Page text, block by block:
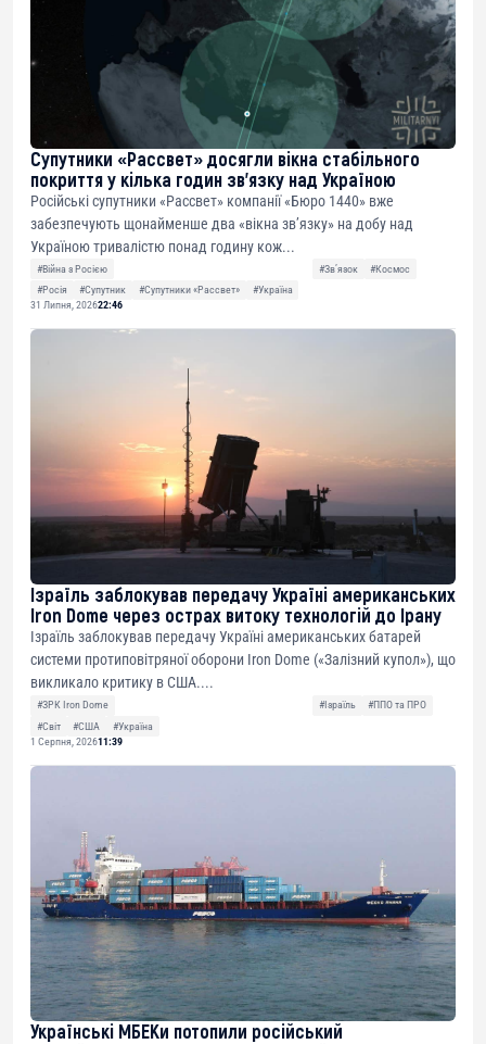
Супутники «Рассвет» досягли вікна стабільного
покриття у кілька годин зв’язку над Україною
Російські супутники «Рассвет» компанії «Бюро 1440» вже
забезпечують щонайменше два «вікна зв’язку» на добу над
Україною тривалістю понад годину кож...
#Війна з Росією #Звʼязок
#Космос
#Росія
#Супутник #Супутники «Рассвет»
#Україна
31 Липня, 202622:46
Ізраїль заблокував передачу Україні американських
Iron Dome через острах витоку технологій до Ірану
Ізраїль заблокував передачу Україні американських батарей
системи протиповітряної оборони Iron Dome («Залізний купол»), що
викликало критику в США....
#ЗРК Iron Dome #Ізраїль
#ППО та ПРО
#Світ
#США
#Україна
1 Серпня, 202611:39
Українські МБЕКи потопили російський